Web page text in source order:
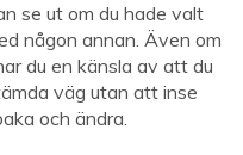
se ut om du hade valt
någon annan. Även om
du en känsla av att du
väg utan att inse
och ändra.